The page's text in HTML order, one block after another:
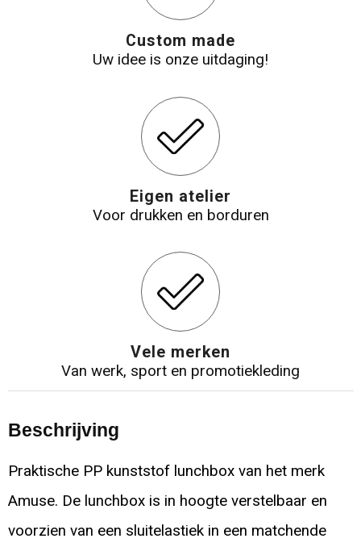
Custom made
Uw idee is onze uitdaging!
Eigen atelier
Voor drukken en borduren
Vele merken
Van werk, sport en promotiekleding
Beschrijving
Praktische PP kunststof lunchbox van het merk
Amuse. De lunchbox is in hoogte verstelbaar en
voorzien van een sluitelastiek in een matchende